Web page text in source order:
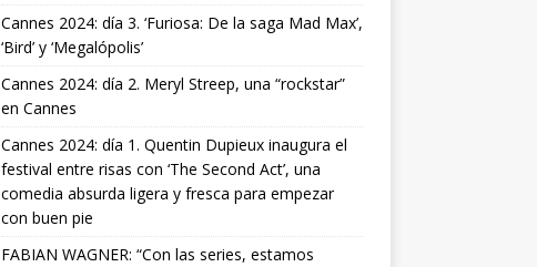
Cannes 2024: día 3. ‘Furiosa: De la saga Mad Max’,
‘Bird’ y ‘Megalópolis’
Cannes 2024: día 2. Meryl Streep, una “rockstar”
en Cannes
Cannes 2024: día 1. Quentin Dupieux inaugura el
festival entre risas con ‘The Second Act’, una
comedia absurda ligera y fresca para empezar
con buen pie
FABIAN WAGNER: “Con las series, estamos